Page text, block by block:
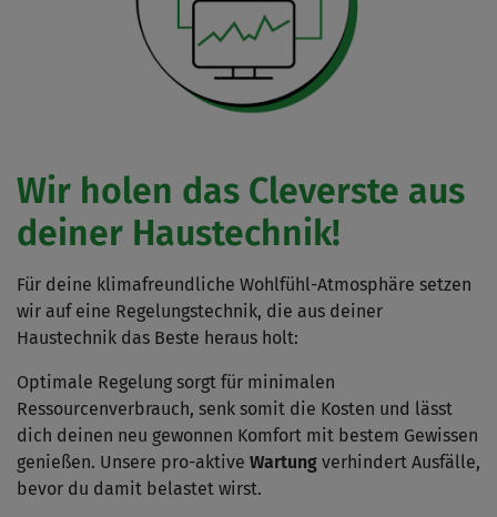
Wir holen das Cleverste aus
deiner Haustechnik!
Für deine klimafreundliche Wohlfühl-Atmosphäre setzen
wir auf eine Regelungstechnik, die aus deiner
Haustechnik das Beste heraus holt:
Optimale Regelung sorgt für minimalen
Ressourcenverbrauch, senk somit die Kosten und lässt
dich deinen neu gewonnen Komfort mit bestem Gewissen
genießen. Unsere pro-aktive Wartung verhindert Ausfälle,
bevor du damit belastet wirst.